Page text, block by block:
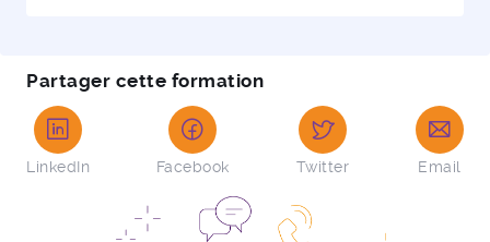
Partager cette formation
LinkedIn Facebook Twitter Email